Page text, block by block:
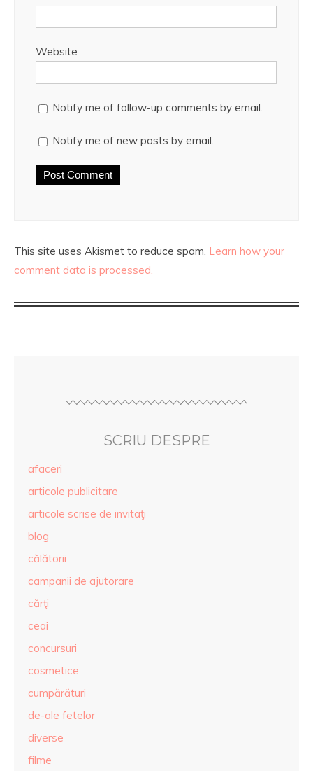
Website
Notify me of follow-up comments by email.
Notify me of new posts by email.
This site uses Akismet to reduce spam. Learn how your
comment data is processed.
SCRIU DESPRE
afaceri
articole publicitare
articole scrise de invitaţi
blog
călătorii
campanii de ajutorare
cărţi
ceai
concursuri
cosmetice
cumpărături
de-ale fetelor
diverse
filme